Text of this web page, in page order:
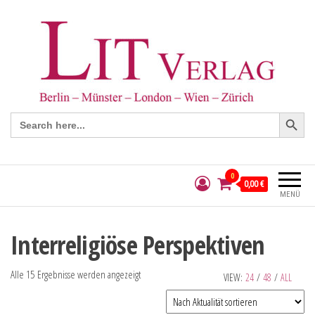
Search
for:
Search Button
MENÜ
0
0,00 €
Interreligiöse Perspektiven
VIEW: 24 / 48 / ALL
Alle 15 Ergebnisse werden angezeigt